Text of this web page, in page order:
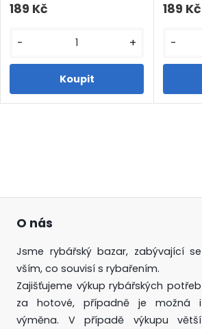
189 Kč
- +
189 Kč
-
O nás
Jsme rybářský bazar, zabývající se
vším, co souvisí s rybařením.
Zajišťujeme výkup rybářských potřeb
za hotové, případně je možná i
výměna. V případě výkupu větší